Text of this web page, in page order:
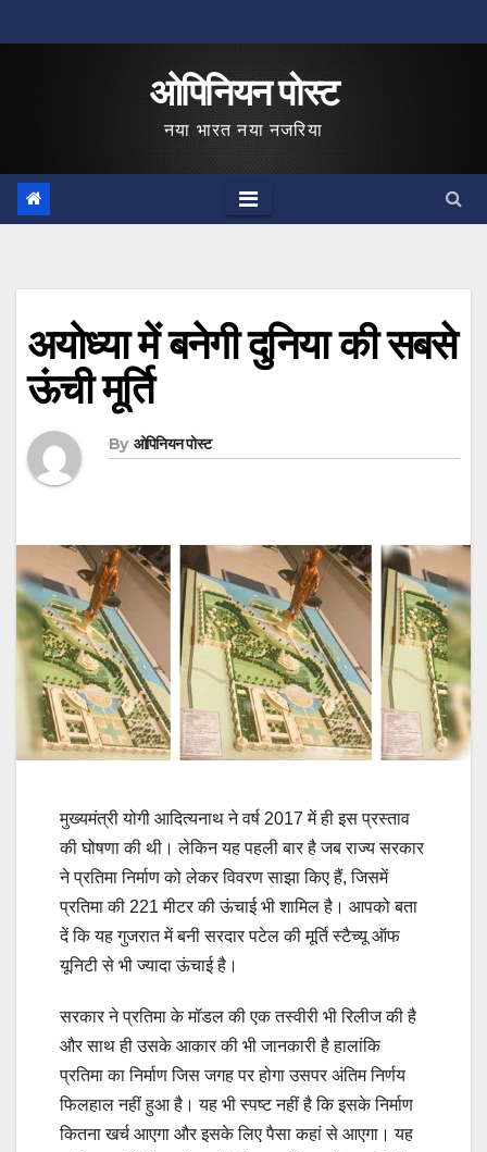
to
ओपिनियन पोस्ट
नया भारत नया नजरिया
अयोध्या में बनेगी दुनिया की सबसे
ऊंची मूर्ति
By ओपिनियन पोस्ट
मुख्‍यमंत्री योगी आदित्‍यनाथ ने वर्ष 2017 में ही इस प्रस्‍ताव
की घोषणा की थी। लेकिन यह पहली बार है जब राज्‍य सरकार
ने प्रतिमा निर्माण को लेकर विवरण साझा किए हैं, जिसमें
प्रतिमा की 221 मीटर की ऊंचाई भी शामिल है। आपको बता
दें कि यह गुजरात में बनी सरदार पटेल की मूर्ति स्‍टैच्‍यू ऑफ
यूनिटी से भी ज्‍यादा ऊंचाई है।
सरकार ने प्रतिमा के मॉडल की एक तस्‍वीरी भी रिलीज की है
और साथ ही उसके आकार की भी जानकारी है हालांकि
प्रतिमा का निर्माण जिस जगह पर होगा उसपर अंतिम निर्णय
फिलहाल नहीं हुआ है। यह भी स्‍पष्‍ट नहीं है कि इसके निर्माण
कितना खर्च आएगा और इसके लिए पैसा कहां से आएगा। यह